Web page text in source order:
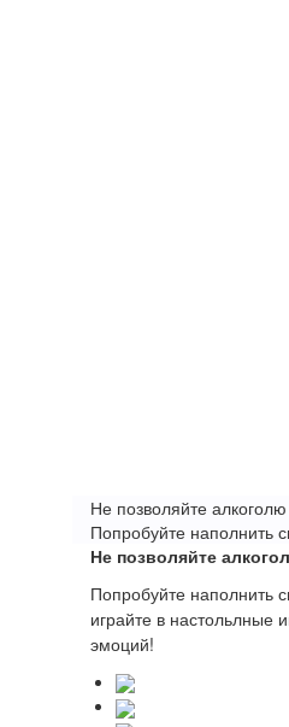
Не позволяйте
Попробуйте наполнить
Не позволяйте
Попробуйте наполнить
играйте в настольлные
эмоций!